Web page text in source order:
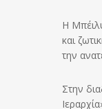
Η
και
την
Στην